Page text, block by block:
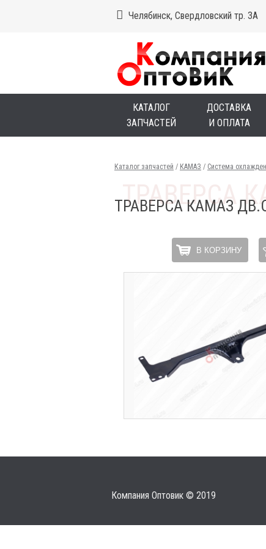
Челябинск, Свердловский тр. 3А
КАТАЛОГ
ЗАПЧАСТЕЙ
ДОСТАВКА
И ОПЛАТА
Каталог запчастей / КАМАЗ / Система
ТРАВЕРСА КАМАЗ
В КОРЗИНУ
Компания Оптовик © 2019